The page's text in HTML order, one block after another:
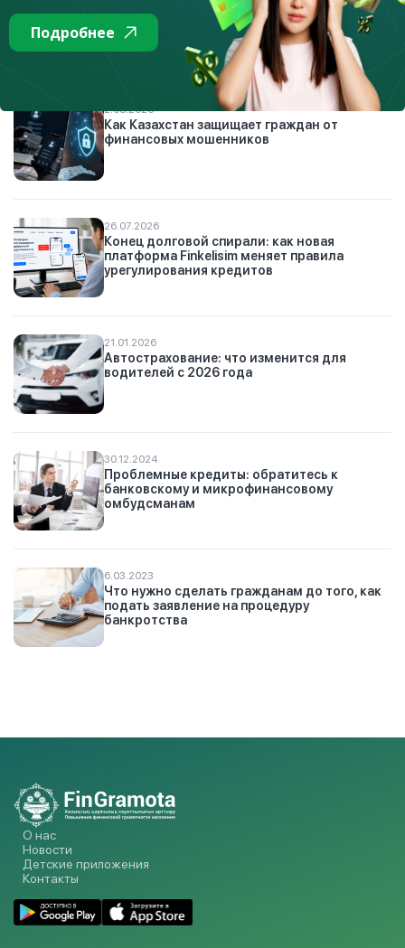
Автоподставы: как работают мошенники на
дорогах и почему страховка может стать
вашей защитой
2.08.2026
Как Казахстан защищает граждан от
финансовых мошенников
26.07.2026
Конец долговой спирали: как новая
платформа Finkelisim меняет правила
урегулирования кредитов
21.01.2026
Автострахование: что изменится для
водителей с 2026 года
30.12.2024
Проблемные кредиты: обратитесь к
банковскому и микрофинансовому
омбудсманам
6.03.2023
Что нужно сделать гражданам до того, как
подать заявление на процедуру
банкротства
О нас
Новости
Детские приложения
Контакты
Подробнее